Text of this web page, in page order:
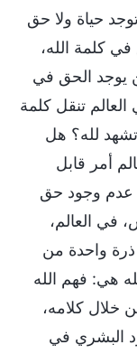
حياة ولا حق
كلمة الله،
يوجد الحق في
تنقل كلمة
تشهد لله؟ هل
أمر قابل
عدم وجود حق
في العالم،
واحدة من
هي: فهم الله
خلال كلامه،
البشري في